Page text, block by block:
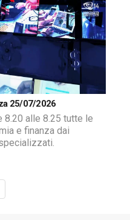
25/07/2026
8.20 alle 8.25 tutte le
e finanza dai